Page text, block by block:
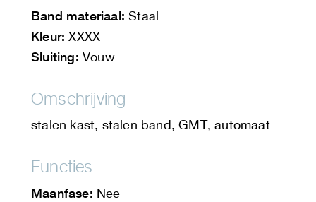
Band materiaal: Staal
Kleur: XXXX
Sluiting: Vouw
Omschrijving
stalen kast, stalen band, GMT, automaat
Functies
Maanfase: Nee